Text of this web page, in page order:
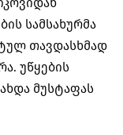
სამსახურმა
თავდასხმად
უწყების
მუსტაფას